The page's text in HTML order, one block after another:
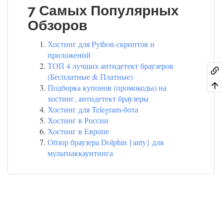
7 Самых Популярных
Обзоров
Хостинг для Python-скриптов и
приложений
ТОП 4 лучших антидетект браузеров
(Бесплатные & Платные)
Подборка купонов (промокоды) на
хостинг, антидетект браузеры
Хостинг для Telegram-бота
Хостинг в России
Хостинг в Европе
Обзор браузера Dolphin {anty} для
мультиаккаунтинга